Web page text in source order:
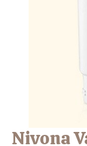
Nivona